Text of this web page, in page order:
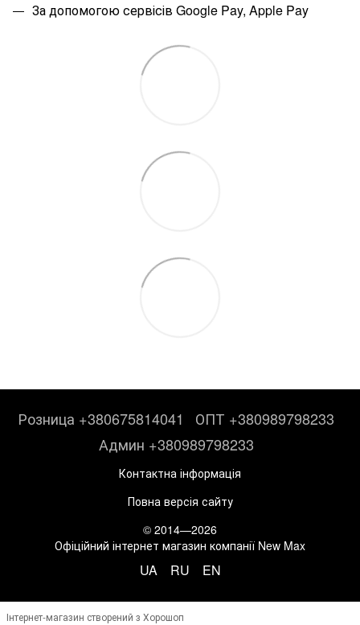
За допомогою сервісів Google Pay, Apple Pay
Розница +380675814041
ОПТ +380989798233
Админ +380989798233
Контактна інформація
Повна версія сайту
© 2014—2026
Офіційний інтернет магазин компанії New Max
UA RU EN
Інтернет-магазин створений з Хорошоп